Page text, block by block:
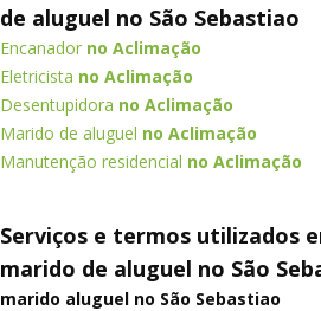
de aluguel no São Sebastiao
Encanador no Aclimação
Eletricista no Aclimação
Desentupidora no Aclimação
Marido de aluguel no Aclimação
Manutenção residencial no Aclimação
Serviços e termos utilizados
marido de aluguel no São
marido aluguel no São Sebastiao